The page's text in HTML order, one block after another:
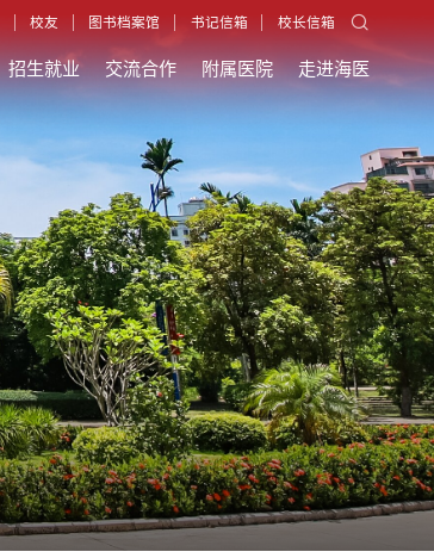
校友 图书档案馆 书记信箱 校长信箱
招生就业 交流合作 附属医院 走进海医